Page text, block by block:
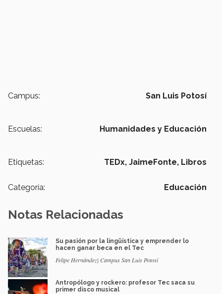
Campus: San Luis Potosí
Escuelas: Humanidades y Educación
Etiquetas: TEDx, JaimeFonte, Libros
Categoría: Educación
Notas Relacionadas
Su pasión por la lingüística y emprender lo
hacen ganar beca en el Tec
Felipe Hernández| Campus San Luis Potosí
Antropólogo y rockero: profesor Tec saca su
primer disco musical